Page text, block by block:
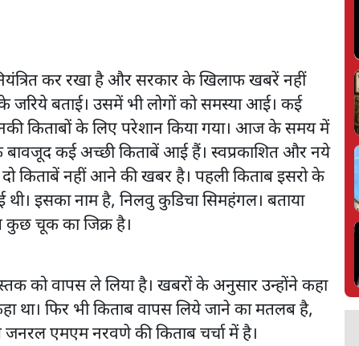
कर रखा है और सरकार के खिलाफ खबरें नहीं
जरिये बताई। उसमें भी लोगों को समस्या आई। कई
किताबों के लिए परेशान किया गया। आज के समय में
कई अच्छी किताबें आई हैं। स्वप्रकाशित और नये
किताबें नहीं आने की खबर है। पहली किताब इसरो के
इसका नाम है, निलवु कुडिचा सिमहंगल। बताया
कुछ चूक का जिक्र है।
वापस ले लिया है। खबरों के अनुसार उन्होंने कहा
था। फिर भी किताब वापस लिये जाने का मतलब है,
एमएम नरवणे की किताब चर्चा में है।